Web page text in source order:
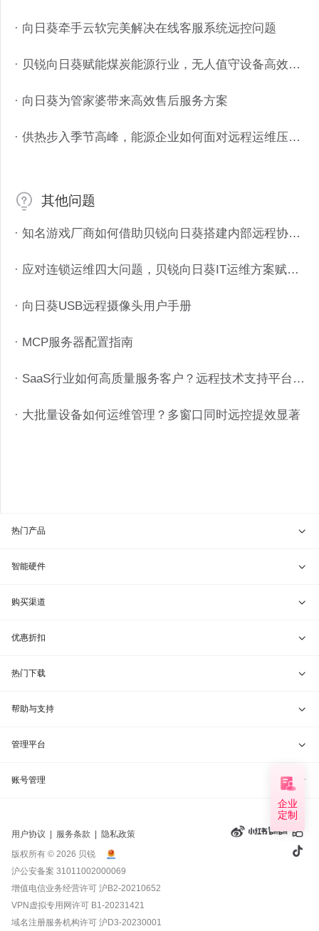
· 向日葵牵手云软完美解决在线客服系统远控问题
· 贝锐向日葵赋能煤炭能源行业，无人值守设备高效远程运维
· 向日葵为管家婆带来高效售后服务方案
· 供热步入季节高峰，能源企业如何面对远程运维压力？
其他问题
· 知名游戏厂商如何借助贝锐向日葵搭建内部远程协助体系？
· 应对连锁运维四大问题，贝锐向日葵IT运维方案赋能连锁零售行业
· 向日葵USB远程摄像头用户手册
· MCP服务器配置指南
· SaaS行业如何高质量服务客户？远程技术支持平台如何搭建？
· 大批量设备如何运维管理？多窗口同时远控提效显著
企业
定制
热门产品
贝锐向日葵 · 远程控制
贝锐蒲公英 · 异地组网
贝锐花生壳 · 动态域名
贝锐洋葱头 · 协作无间
智能硬件
贝锐向日葵硬件
贝锐蒲公英硬件
贝锐花生壳硬件
购买渠道
天猫旗舰店
京东旗舰店
优惠折扣
兑换码通道
教育公益折扣
热门下载
贝锐向日葵客户端
贝锐蒲公英客户端
贝锐花生壳客户端
帮助与支持
我要建议
我要投诉
钻石VIP
远程协助
报告漏洞
管理平台
贝锐向日葵管理
贝锐花生壳管理
贝锐洋葱头管理
域名管理
账号管理
账号信息
产品续费
我的订单
用户协议 服务条款
隐私政策
版权所有 © 2026 贝锐
沪公安备案 31011002000069
增值电信业务经营许可 沪B2-20210652
VPN虚拟专用网许可 B1-20231421
域名注册服务机构许可 沪D3-20230001